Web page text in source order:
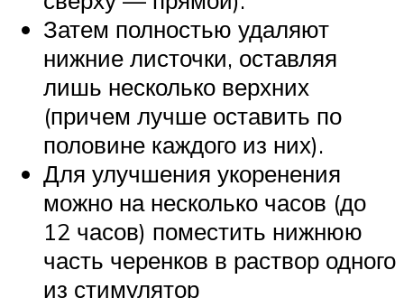
Затем полностью удаляют
нижние листочки, оставляя
лишь несколько верхних
(причем лучше оставить по
половине каждого из них).
Для улучшения укоренения
можно на несколько часов (до
12 часов) поместить нижнюю
часть черенков в раствор одного
из стимулятор